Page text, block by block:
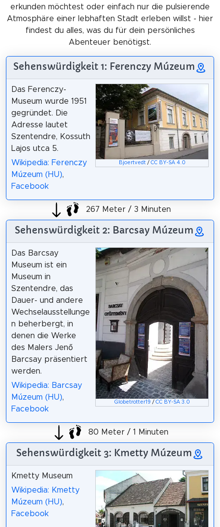
erkunden möchtest oder einfach nur die pulsierende
Atmosphäre einer lebhaften Stadt erleben willst - hier
findest du alles, was du für dein persönliches
Abenteuer benötigst.
Sehenswürdigkeit 1: Ferenczy Múzeum
Bjoertvedt/ CC BY-SA 4.0
Das Ferenczy-
Museum wurde 1951
gegründet. Die
Adresse lautet
Szentendre, Kossuth
Lajos utca 5.
Wikipedia: Ferenczy
Múzeum (HU),
Facebook
267 Meter / 3 Minuten
Sehenswürdigkeit 2: Barcsay Múzeum
Globetrotter19 / CC BY-SA 3.0
Das Barcsay
Museum ist ein
Museum in
Szentendre, das
Dauer- und andere
Wechselausstellunge
n beherbergt, in
denen die Werke
des Malers Jenő
Barcsay präsentiert
werden.
Wikipedia: Barcsay
Múzeum (HU),
Facebook
80 Meter / 1 Minuten
Sehenswürdigkeit 3: Kmetty Múzeum
Kmetty Museum
Wikipedia: Kmetty
Múzeum (HU),
Facebook